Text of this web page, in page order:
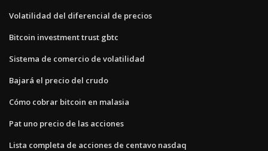
Volatilidad del diferencial de precios
Bitcoin investment trust gbtc
Sistema de comercio de volatilidad
Bajará el precio del crudo
Cómo cobrar bitcoin en malasia
Pat uno precio de las acciones
Lista completa de acciones de centavo nasdaq